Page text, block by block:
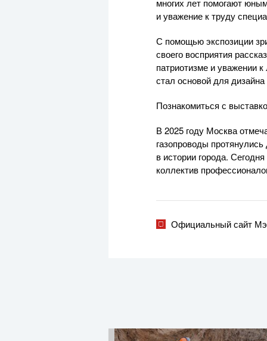
и уважение к труду
С помощью экспозиции
своего восприятия
патриотизме и уважении
стал основой для
Познакомиться с
В 2025 году Москва
газопроводы
в истории города.
коллектив
Официальный сайт